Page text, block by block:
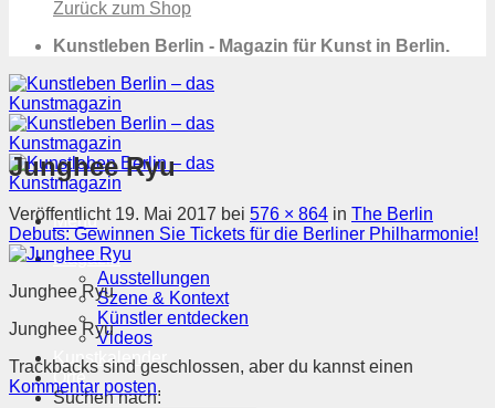
Zurück zum Shop
Kunstleben Berlin - Magazin für Kunst in Berlin.
Menü
Magazin
Ausstellungen
Szene & Kontext
Künstler entdecken
Videos
Kunstkalender
Orte
Suchen nach:
Junghee Ryu
Veröffentlicht 19. Mai 2017 bei 576 × 864 in The Berlin
Debuts: Gewinnen Sie Tickets für die Berliner Philharmonie!
Junghee Ryu
Junghee Ryu
Trackbacks sind geschlossen, aber du kannst einen
Kommentar posten.